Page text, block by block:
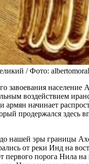
/ Фото:
завоевания население
воздействием
армян начинает
продержался здесь
нашей эры границы
от реки Инд на
первого порога Нила